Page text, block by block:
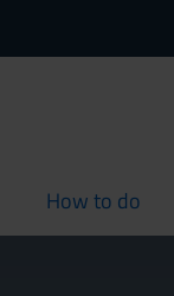
How to do
current